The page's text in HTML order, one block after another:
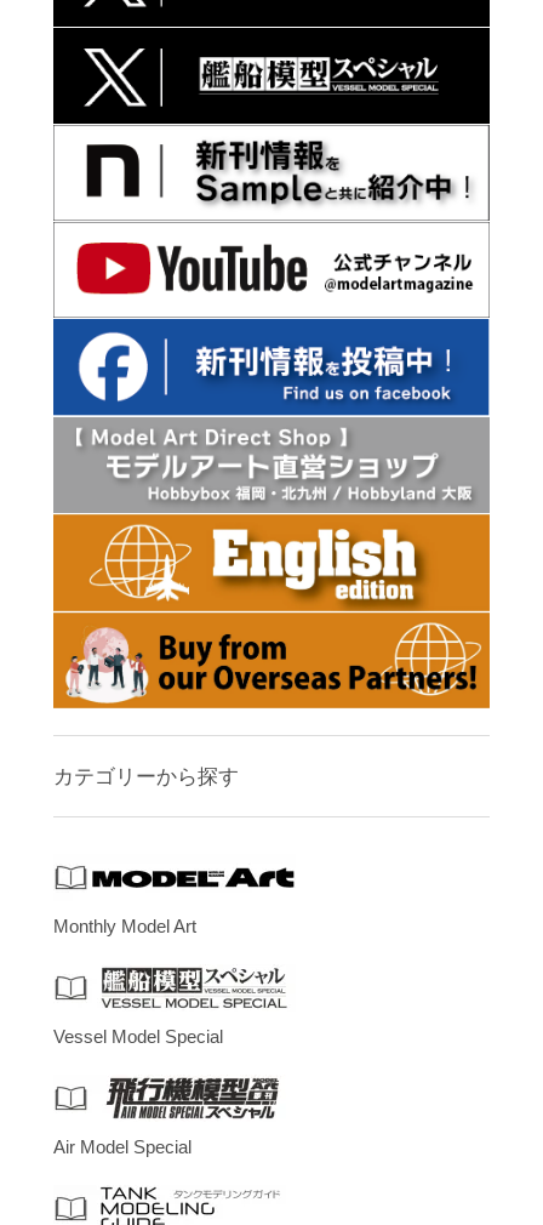
カテゴリーから探す
Monthly Model Art
Vessel Model Special
Air Model Special